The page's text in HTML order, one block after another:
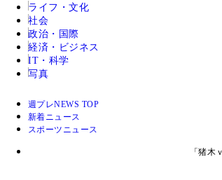
ライフ・文化
社会
政治・国際
経済・ビジネス
IT・科学
写真
週プレNEWS TOP
新着ニュース
スポーツニュース
「猪